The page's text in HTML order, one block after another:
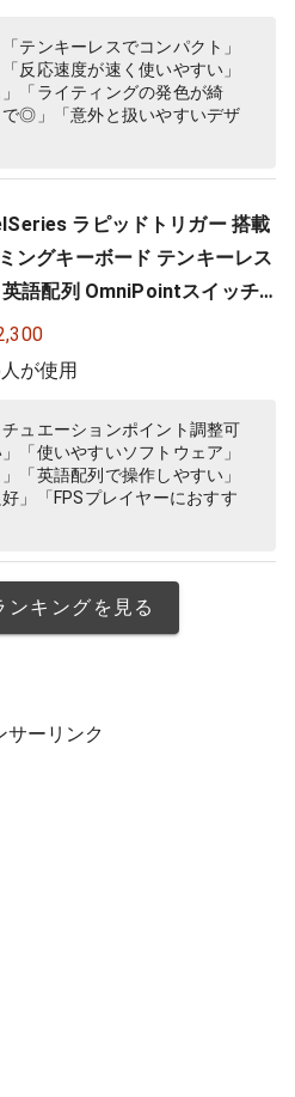
テンキーレスでコンパクト」
反応速度が速く使いやすい」
「ライティングの発色が綺
◎」「意外と扱いやすいデザ
ラピッドトリガー 搭載
ングキーボード テンキーレス
語配列 OmniPointスイッチ
ELディスプレイ搭載 Apex Pro
US 64734 ブラック
が使用
ュエーションポイント調整可
「使いやすいソフトウェア」
「英語配列で操作しやすい」
」「FPSプレイヤーにおすす
ンキングを見る
サーリンク